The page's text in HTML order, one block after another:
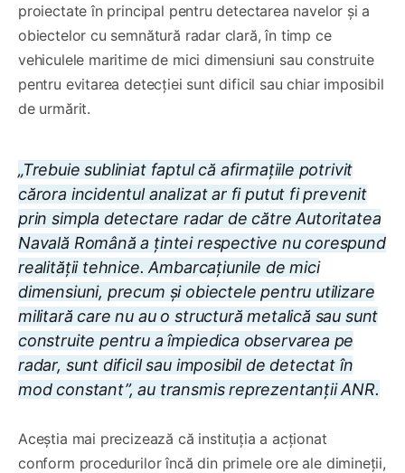
proiectate în principal pentru detectarea navelor și a
obiectelor cu semnătură radar clară, în timp ce
vehiculele maritime de mici dimensiuni sau construite
pentru evitarea detecției sunt dificil sau chiar imposibil
de urmărit.
„Trebuie subliniat faptul că afirmaţiile potrivit
cărora incidentul analizat ar fi putut fi prevenit
prin simpla detectare radar de către Autoritatea
Navală Română a ţintei respective nu corespund
realităţii tehnice. Ambarcaţiunile de mici
dimensiuni, precum şi obiectele pentru utilizare
militară care nu au o structură metalică sau sunt
construite pentru a împiedica observarea pe
radar, sunt dificil sau imposibil de detectat în
mod constant”, au transmis reprezentanții ANR.
Aceștia mai precizează că instituția a acționat
conform procedurilor încă din primele ore ale dimineții,